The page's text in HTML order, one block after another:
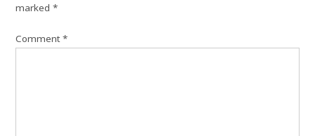
marked*
Comment*